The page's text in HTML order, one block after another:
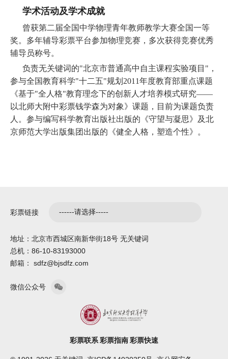
学术活动及学术成就
曾获第二届全国中学物理青年教师教学大赛全国一等
奖。多年辅导彩票平台参加物理竞赛，多次获得竞赛优秀
辅导员称号。
负责无关键词的"北京市普通高中自主课程实验项目"，
参与全国教育科学"十二五"规划2011年度教育部重点课题
《基于"全人格"教育理念下的创新人才培养模式研究——
以北师大附中彩票钱学森为对象》课题，目前为课题负责
人。参与编写科学教育出版社出版的《守望与凝思》及北
京师范大学出版集团出版的《健全人格，塑造个性》。
彩票链接
地址：北京市西城区南新华街18号 无关键词
总机：86-10-83193000
邮箱： sdfz@bjsdfz.com
微信公众号
彩票联系彩票指南彩票快速